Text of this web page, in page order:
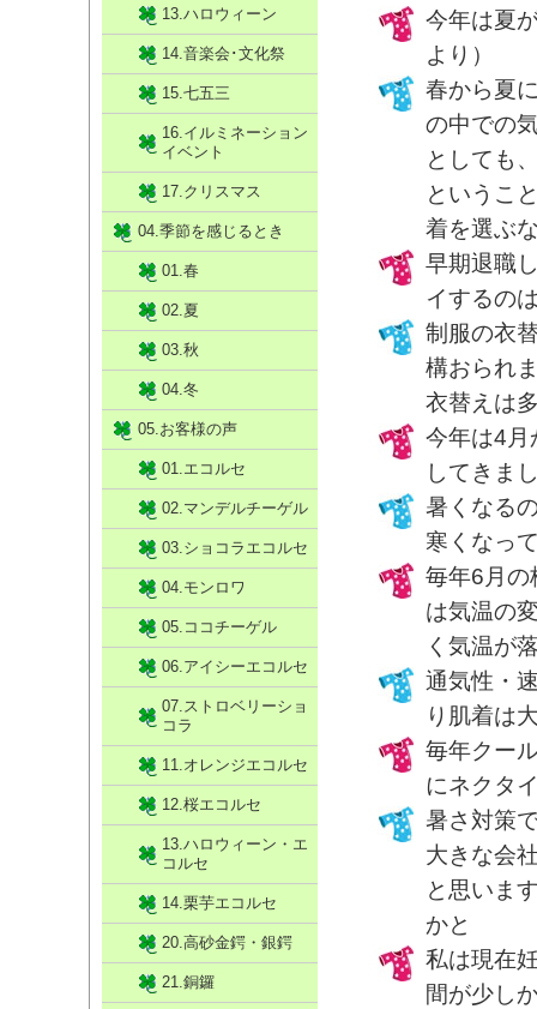
今年は夏
より）
春から夏
の中での
としても
というこ
着を選ぶ
早期退職
イするの
制服の衣
構おられ
衣替えは
今年は4月
してきま
暑くなる
寒くなっ
毎年6月の
は気温の
く気温が
通気性・
り肌着は
毎年クー
にネクタ
暑さ対策
大きな会
と思いま
かと
私は現在
間が少し
13.ハロウィーン
14.音楽会･文化祭
15.七五三
16.イルミネーション
イベント
17.クリスマス
04.季節を感じるとき
01.春
02.夏
03.秋
04.冬
05.お客様の声
01.エコルセ
02.マンデルチーゲル
03.ショコラエコルセ
04.モンロワ
05.ココチーゲル
06.アイシーエコルセ
07.ストロベリーショ
コラ
11.オレンジエコルセ
12.桜エコルセ
13.ハロウィーン・エ
コルセ
14.栗芋エコルセ
20.高砂金鍔・銀鍔
21.銅鑼